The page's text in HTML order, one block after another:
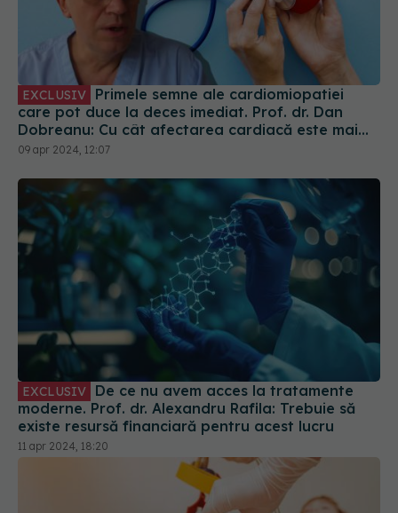
EXCLUSIV
care pot duce la deces imediat. Prof. dr. Dan
Dobreanu: Cu cât afectarea cardiacă este mai
severă, cu atât riscul grav crește
09 apr 2024, 12:07
EXCLUSIV
moderne. Prof. dr. Alexandru Rafila: Trebuie să
existe resursă financiară pentru acest lucru
11 apr 2024, 18:20